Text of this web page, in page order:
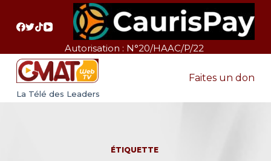
a
Autorisation : N°20/HAAC/P/22
La Télé des Leaders
Faites un don
ÉTIQUETTE